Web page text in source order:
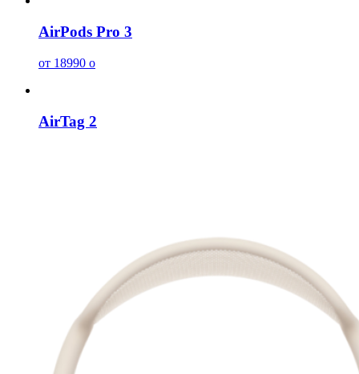
AirPods Pro 3
от 18990 o
AirTag 2